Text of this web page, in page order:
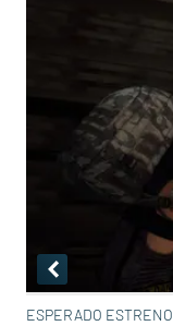
ESPERADO ESTRENO